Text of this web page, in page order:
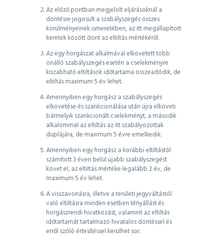
Az előző pontban megjelölt eljárásoknál a
döntésre jogosult a szabályszegés összes
körülményeinek ismeretében, az itt megállapított
keretek között dönt az eltiltás mértékéről.
Az egy horgászat alkalmával elkövetett több
önálló szabályszegés esetén a cselekményre
kiszabható eltiltások időtartama összeadódik, de
eltiltás maximum 5 év lehet.
Amennyiben egy horgász a szabályszegés
elkövetése és szankcionálása után újra elköveti
bármelyik szankcionált cselekményt, a második
alkalommal az eltiltás az itt szabályozottak
duplájára, de maximum 5 évre emelkedik.
Amennyiben egy horgász a korábbi eltiltástól
számított 3 éven belül újabb szabályszegést
követ el, az eltiltás mértéke legalább 2 év, de
maximum 5 év lehet.
A visszavonásra, illetve a területi jegyváltástól
való eltiltásra minden esetben tényállást és
horgászrendi hivatkozást, valamint az eltiltás
időtartamát tartalmazó hivatalos döntéssel és
erről szóló értesítéssel kerülhet sor.